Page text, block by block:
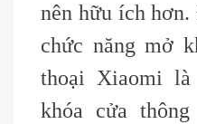
nên hữu ích
chức năng mở
thoại Xiaomi
khóa cửa